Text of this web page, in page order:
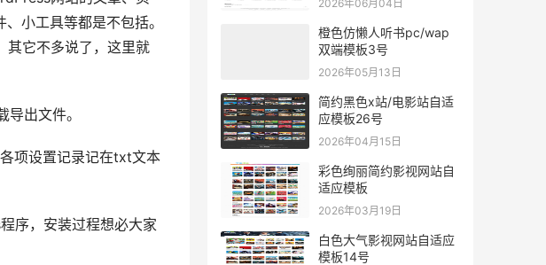
小工具等都是不包括。
其它不多说了，这里就
出文件。
项设置记录记在txt文本
序，安装过程想必大家
2026年06月04日
橙色仿懒人听书pc/wap
双端模板3号
2026年05月13日
简约黑色x站/电影站自适
应模板26号
2026年04月15日
彩色绚丽简约影视网站自
适应模板
2026年03月19日
白色大气影视网站自适应
模板14号